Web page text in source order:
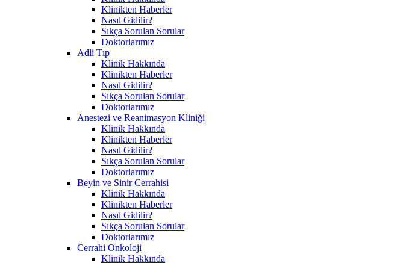
Klinikten Haberler
Nasıl Gidilir?
Sıkça Sorulan Sorular
Doktorlarımız
Adli Tıp
Klinik Hakkında
Klinikten Haberler
Nasıl Gidilir?
Sıkça Sorulan Sorular
Doktorlarımız
Anestezi ve Reanimasyon Kliniği
Klinik Hakkında
Klinikten Haberler
Nasıl Gidilir?
Sıkça Sorulan Sorular
Doktorlarımız
Beyin ve Sinir Cerrahisi
Klinik Hakkında
Klinikten Haberler
Nasıl Gidilir?
Sıkça Sorulan Sorular
Doktorlarımız
Cerrahi Onkoloji
Klinik Hakkında